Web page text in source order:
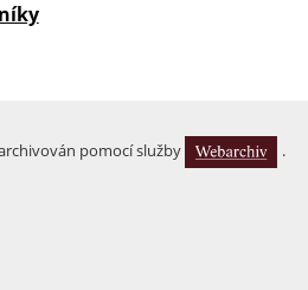
pomocí služby
.